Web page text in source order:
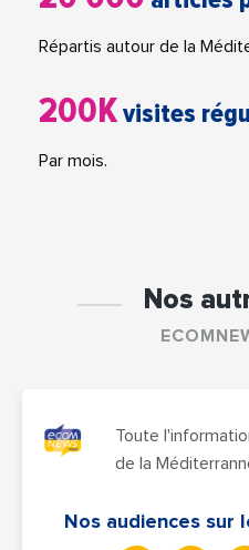
Répartis autour de la
200Kvisites
Par mois.
Nos
Toute
de la
Nos audiences sur